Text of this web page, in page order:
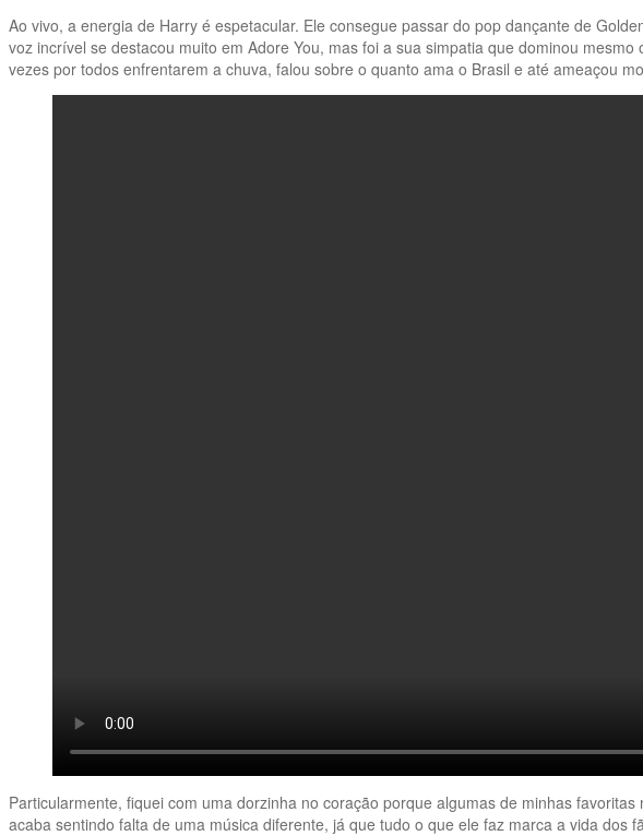
Ao vivo, a energia de Harry é espetacular. Ele consegue passar do pop dançante de
voz incrível se destacou muito em Adore You, mas foi a sua simpatia que dominou
vezes por todos enfrentarem a chuva, falou sobre o quanto ama o Brasil e até ameaçou
Particularmente, fiquei com uma dorzinha no coração porque algumas de minhas
acaba sentindo falta de uma música diferente, já que tudo o que ele faz marca a vida dos